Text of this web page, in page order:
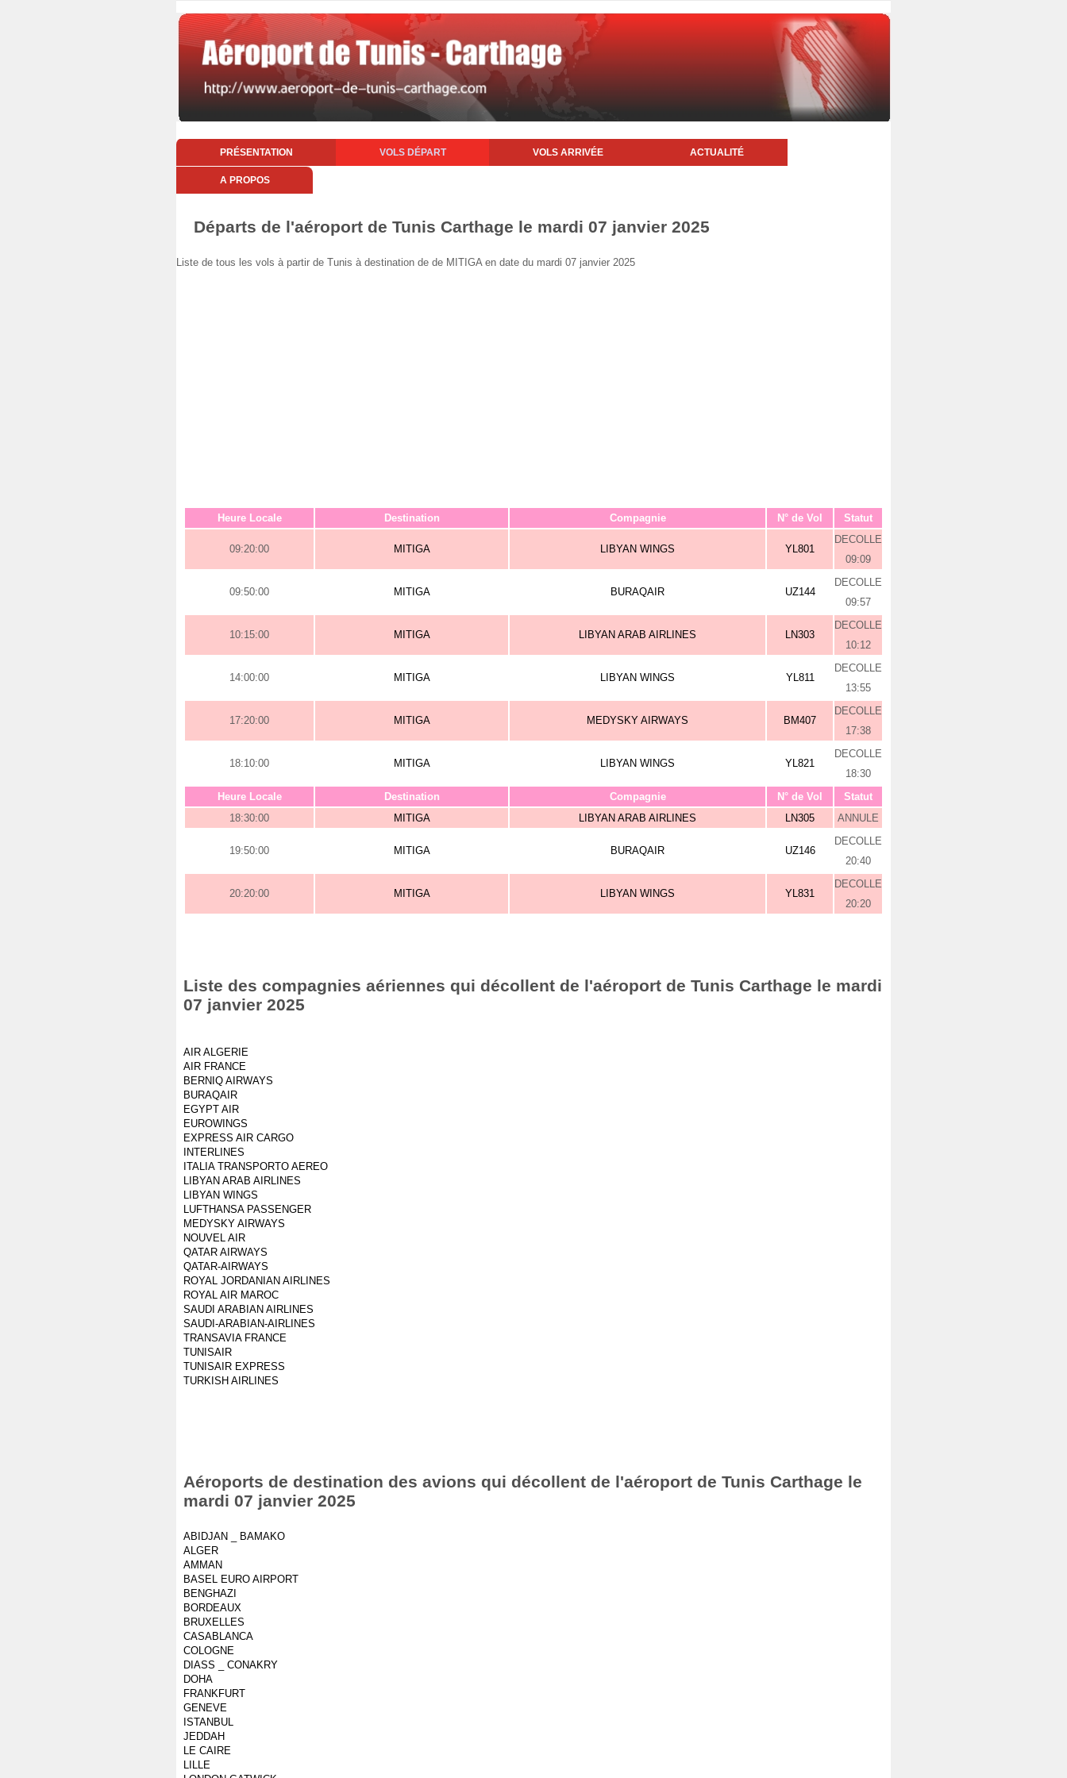
PRÉSENTATION VOLS DÉPART VOLS ARRIVÉE ACTUALITÉ
A PROPOS
Départs de l'aéroport de Tunis Carthage le mardi 07 janvier 2025
Liste de tous les vols à partir de Tunis à destination de de MITIGA en date du mardi 07 janvier 2025
Heure Locale Destination Compagnie N° de Vol Statut
09:20:00 MITIGA LIBYAN WINGS YL801
DECOLLE
09:09
09:50:00 MITIGA BURAQAIR UZ144
DECOLLE
09:57
10:15:00 MITIGA LIBYAN ARAB AIRLINES LN303
DECOLLE
10:12
14:00:00 MITIGA LIBYAN WINGS YL811
DECOLLE
13:55
17:20:00 MITIGA MEDYSKY AIRWAYS BM407
DECOLLE
17:38
18:10:00 MITIGA LIBYAN WINGS YL821
DECOLLE
18:30
Heure Locale
Destination Compagnie N° de Vol
Statut
18:30:00
MITIGA LIBYAN ARAB AIRLINES LN305 ANNULE
19:50:00 MITIGA BURAQAIR UZ146
DECOLLE
20:40
20:20:00 MITIGA LIBYAN WINGS YL831
DECOLLE
20:20
Liste des compagnies aériennes qui décollent de l'aéroport de Tunis Carthage le mardi
07 janvier 2025
AIR ALGERIE
AIR FRANCE
BERNIQ AIRWAYS
BURAQAIR
EGYPT AIR
EUROWINGS
EXPRESS AIR CARGO
INTERLINES
ITALIA TRANSPORTO AEREO
LIBYAN ARAB AIRLINES
LIBYAN WINGS
LUFTHANSA PASSENGER
MEDYSKY AIRWAYS
NOUVEL AIR
QATAR AIRWAYS
QATAR-AIRWAYS
ROYAL JORDANIAN AIRLINES
ROYAL AIR MAROC
SAUDI ARABIAN AIRLINES
SAUDI-ARABIAN-AIRLINES
TRANSAVIA FRANCE
TUNISAIR
TUNISAIR EXPRESS
TURKISH AIRLINES
Aéroports de destination des avions qui décollent de l'aéroport de Tunis Carthage le
mardi 07 janvier 2025
ABIDJAN _ BAMAKO
ALGER
AMMAN
BASEL EURO AIRPORT
BENGHAZI
BORDEAUX
BRUXELLES
CASABLANCA
COLOGNE
DIASS _ CONAKRY
DOHA
FRANKFURT
GENEVE
ISTANBUL
JEDDAH
LE CAIRE
LILLE